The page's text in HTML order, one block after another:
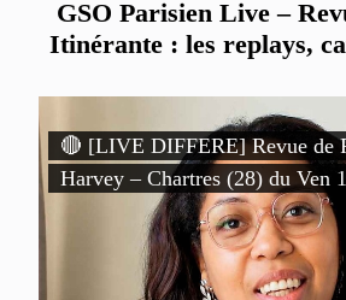
GSO Parisien Live –
Itinérante : les replays,
🔴 [LIVE DIFFERE] Revue de
Harvey – Chartres (28) du Ven